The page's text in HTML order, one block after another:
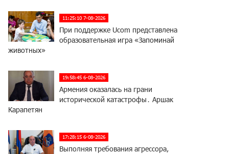
11:25:10 7-08-2026
При поддержке Ucom представлена
образовательная игра «Запоминай
животных»
19:58:45 6-08-2026
Армения оказалась на грани
исторической катастрофы․ Аршак
Карапетян
17:28:15 6-08-2026
Выполняя требования агрессора,